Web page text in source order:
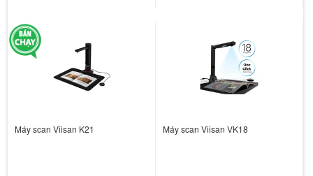
Máy scan Viisan K21 Máy scan Viisan VK18